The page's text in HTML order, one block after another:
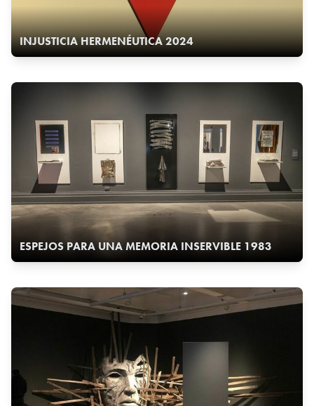
INJUSTICIA HERMENÉUTICA 2024
ESPEJOS PARA UNA MEMORIA INSERVIBLE 1983